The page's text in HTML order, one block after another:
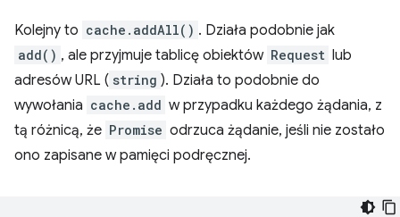
Kolejny to cache.addAll() . Działa podobnie jak
add() , ale przyjmuje tablicę obiektów Request lub
adresów URL ( string ). Działa to podobnie do
wywołania cache.add w przypadku każdego żądania, z
tą różnicą, że Promise odrzuca żądanie, jeśli nie zostało
ono zapisane w pamięci podręcznej.